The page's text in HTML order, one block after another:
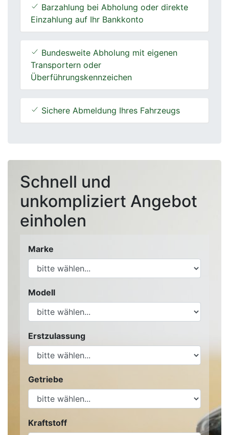
Barzahlung bei Abholung oder direkte
Einzahlung auf Ihr Bankkonto
Bundesweite Abholung mit eigenen
Transportern oder
Überführungskennzeichen
Sichere Abmeldung Ihres Fahrzeugs
Schnell und
unkompliziert Angebot
einholen
Marke
Modell
Erstzulassung
Getriebe
Kraftstoff